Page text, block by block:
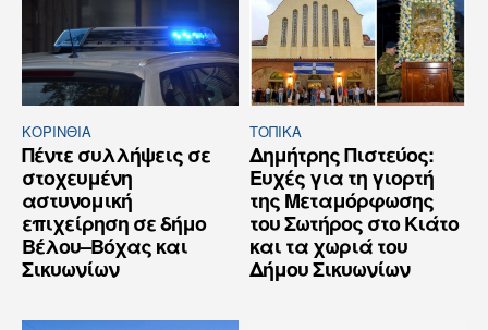
ΚΟΡΙΝΘΊΑ
Πέντε συλλήψεις σε
στοχευμένη
αστυνομική
επιχείρηση σε δήμο
Βέλου–Βόχας και
Σικυωνίων
ΤΟΠΙΚΑ
Δημήτρης Πιστεύος:
Ευχές για τη γιορτή
της Μεταμόρφωσης
του Σωτήρος στο Κιάτο
και τα χωριά του
Δήμου Σικυωνίων